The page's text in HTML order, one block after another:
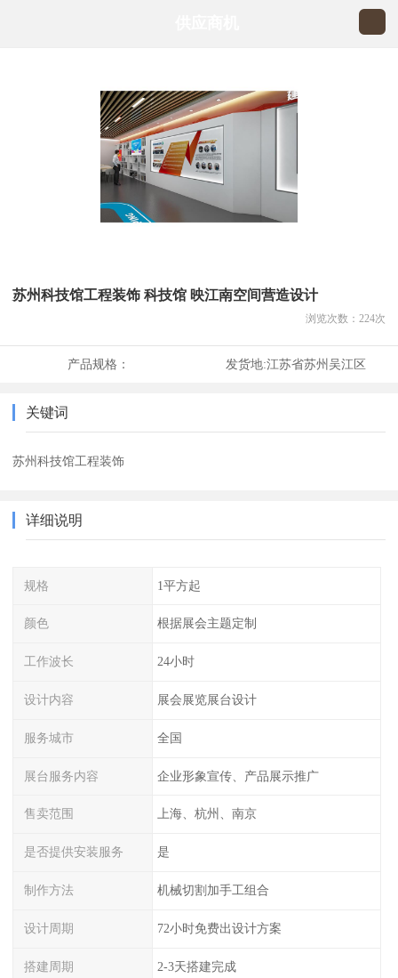
苏州科技馆工程装饰 科技馆 映江南空间营造设计
浏览次数： 224次
产品规格： 发货地:江苏省苏州吴江区
关键词
苏州科技馆工程装饰
详细说明
规格 1平方起
颜色 根据展会主题定制
工作波长 24小时
设计内容 展会展览展台设计
服务城市 全国
展台服务内容 企业形象宣传、产品展示推广
售卖范围 上海、杭州、南京
是否提供安装服务 是
制作方法 机械切割加手工组合
设计周期 72小时免费出设计方案
搭建周期 2-3天搭建完成